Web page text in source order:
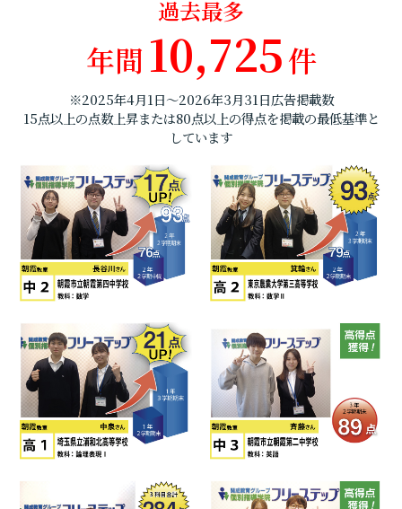
過去最多
年間 10,725件
※2025年4月1日～2026年3月31日広告掲載数
15点以上の点数上昇または80点以上の得点を掲載の最低基準と
しています